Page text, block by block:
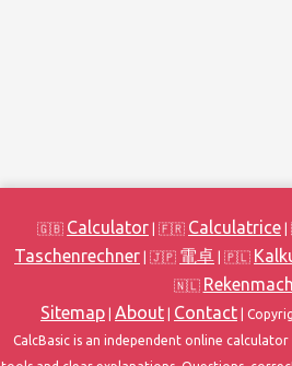
🇬🇧 Calculator | 🇫🇷 Calculatrice
Taschenrechner | 🇯🇵 電卓 | 🇵🇱
🇳🇱
Sitemap About Contact |
CalcBasic is an independent online